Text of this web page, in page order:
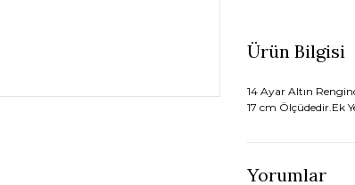
Ürün Bilgisi
14 Ayar Altın
17 cm Ölçüdedir.Ek
Yorumlar